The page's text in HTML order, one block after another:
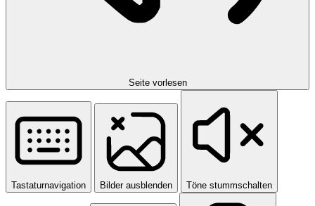
Seite vorlesen
Tastaturnavigation Bilder ausblenden Töne stummschalten